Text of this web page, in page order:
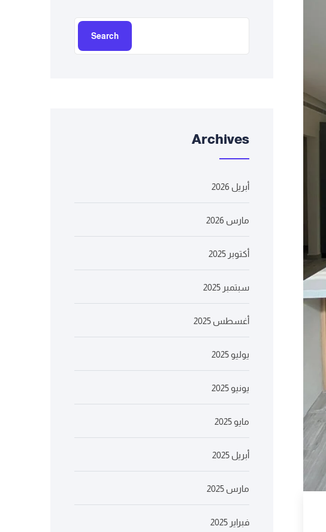
Search
Archives
أبريل 2026
مارس 2026
أكتوبر 2025
سبتمبر 2025
أغسطس 2025
يوليو 2025
يونيو 2025
مايو 2025
أبريل 2025
مارس 2025
فبراير 2025